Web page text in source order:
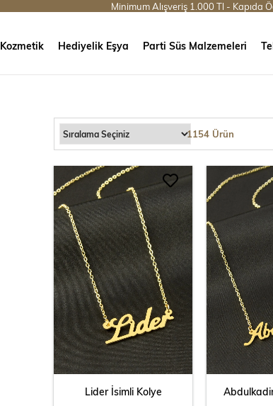
Minimum Alışveriş 1.000 Tl - Kapıda
Kozmetik Hediyelik Eşya Parti Süs Malzemeleri
1154 Ürün
Lider İsimli Kolye